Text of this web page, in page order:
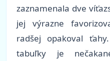
zaznamenala dve
jej výrazne
radšej opakoval
tabuľky je